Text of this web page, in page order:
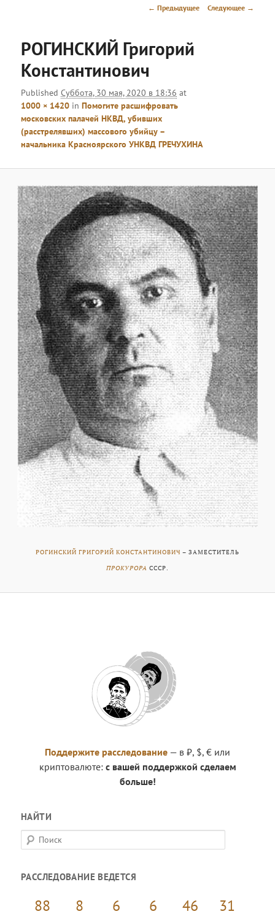
Навигация
← Предыдущее Следующее →
РОГИНСКИЙ Григорий
Константинович
PublishedСуббота, 30 мая, 2020 в 18:36 at
1000 × 1420 inПомогите расшифровать
московских палачей НКВД, убивших
(расстрелявших) массового убийцу –
начальника Красноярского УНКВД ГРЕЧУХИНА
РОГИНСКИЙ ГРИГОРИЙ КОНСТАНТИНОВИЧ – ЗАМЕСТИТЕЛЬ
ПРОКУРОРА СССР.
Поддержите расследование — в ₽, $, € или
криптовалюте: с вашей поддержкой сделаем
больше!
НАЙТИ
П
о
с
РАССЛЕДОВАНИЕ ВЕДЕТСЯ
88 8 6 6 46 31